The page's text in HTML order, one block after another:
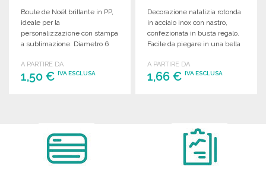
Boule de Noël brillante in PP,
ideale per la
personalizzazione con stampa
a sublimazione. Diametro 6
A PARTIRE DA
1,50 € IVA ESCLUSA
Decorazione natalizia rotonda
in acciaio inox con nastro,
confezionata in busta regalo.
Facile da piegare in una bella
A PARTIRE DA
1,66 €IVA ESCLUSA